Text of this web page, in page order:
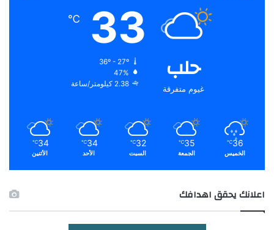
حلب
غيوم متفرقة
33
℃
36º - 27º
47%
2.38 كيلومتر/ساعة
36
℃
الخميس
35
℃
الجمعة
32
℃
السبت
34
℃
الأحد
34
℃
الأثنين
اعلانك يحقق اهدافك